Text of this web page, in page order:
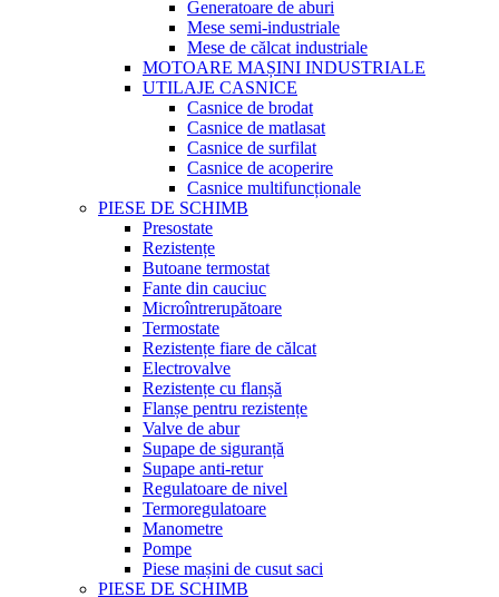
Generatoare de aburi
Mese semi-industriale
Mese de călcat industriale
MOTOARE MAȘINI INDUSTRIALE
UTILAJE CASNICE
Casnice de brodat
Casnice de matlasat
Casnice de surfilat
Casnice de acoperire
Casnice multifuncționale
PIESE DE SCHIMB
Presostate
Rezistențe
Butoane termostat
Fante din cauciuc
Microîntrerupătoare
Termostate
Rezistențe fiare de călcat
Electrovalve
Rezistențe cu flanșă
Flanșe pentru rezistențe
Valve de abur
Supape de siguranță
Supape anti-retur
Regulatoare de nivel
Termoregulatoare
Manometre
Pompe
Piese mașini de cusut saci
PIESE DE SCHIMB